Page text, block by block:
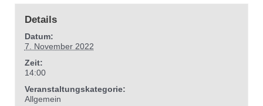
Details
Datum:
7. November 2022
Zeit:
14:00
Veranstaltungskategorie:
Allgemein